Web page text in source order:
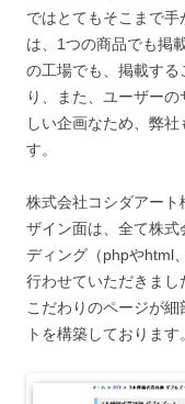
ではとてもそこまで
は、1つの商品でも掲
の工場でも、掲載す
り、また、ユーザー
しい企画なため、弊
す。
株式会社コシダアー
ザイン面は、全て株
ディング（phpやhtml
行わせていただきまし
こだわりのページが
トを構築しております。